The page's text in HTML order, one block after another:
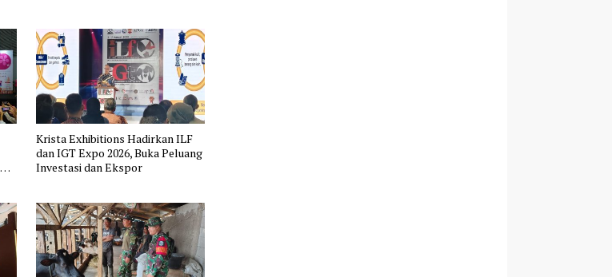
Krista Exhibitions Hadirkan ILF
dan IGT Expo 2026, Buka Peluang
Investasi dan Ekspor